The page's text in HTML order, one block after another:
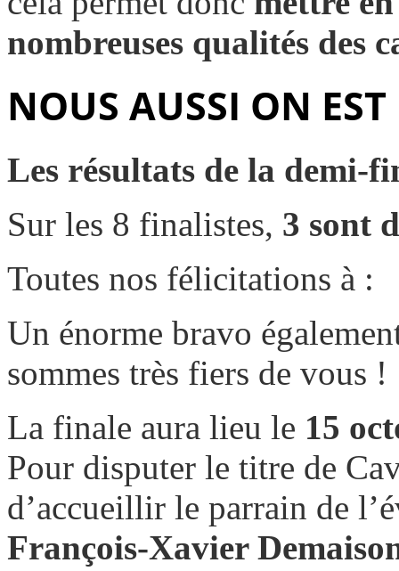
nombreuses qualités des
NOUS AUSSI ON
Les résultats de la demi-
Sur les 8 finalistes, 3 sont
Toutes nos félicitations à :
Un énorme bravo
sommes très fiers de vous !
La finale aura lieu le 15
Pour disputer le titre de
d’accueillir le parrain de
François-Xavier